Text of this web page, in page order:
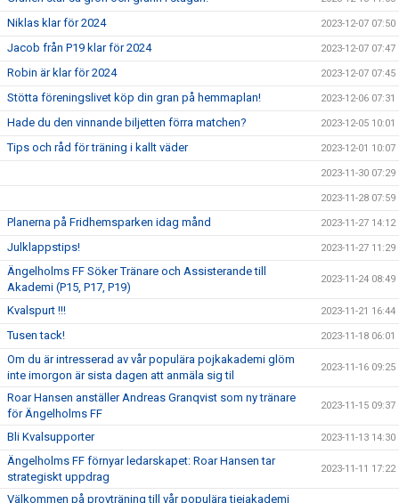
Niklas klar för 2024 2023-12-07 07:50
Jacob från P19 klar för 2024 2023-12-07 07:47
Robin är klar för 2024 2023-12-07 07:45
Stötta föreningslivet köp din gran på hemmaplan! 2023-12-06 07:31
Hade du den vinnande biljetten förra matchen? 2023-12-05 10:01
Tips och råd för träning i kallt väder 2023-12-01 10:07
2023-11-30 07:29
2023-11-28 07:59
Planerna på Fridhemsparken idag månd 2023-11-27 14:12
Julklappstips! 2023-11-27 11:29
Ängelholms FF Söker Tränare och Assisterande till
Akademi (P15, P17, P19)
2023-11-24 08:49
Kvalspurt !!! 2023-11-21 16:44
Tusen tack! 2023-11-18 06:01
Om du är intresserad av vår populära pojkakademi glöm
inte imorgon är sista dagen att anmäla sig til
2023-11-16 09:25
Roar Hansen anställer Andreas Granqvist som ny tränare
för Ängelholms FF
2023-11-15 09:37
Bli Kvalsupporter 2023-11-13 14:30
Ängelholms FF förnyar ledarskapet: Roar Hansen tar
strategiskt uppdrag
2023-11-11 17:22
Välkommen på provträning till vår populära tjejakademi